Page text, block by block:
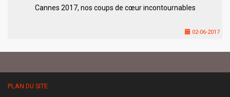
Cannes 2017, nos coups de cœur incontournables
02-06-2017
PLAN DU SITE